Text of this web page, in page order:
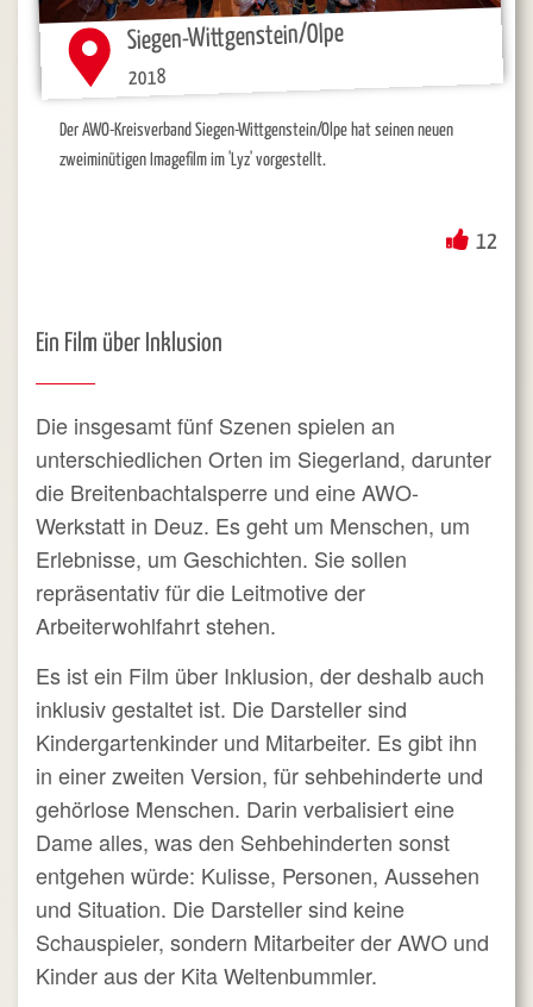
Siegen-Wittgenstein/Olpe
2018
Der AWO-Kreisverband Siegen-Wittgenstein/Olpe hat seinen neuen
zweiminütigen Imagefilm im 'Lyz' vorgestellt.
12
Ein Film über Inklusion
Die insgesamt fünf Szenen spielen an
unterschiedlichen Orten im Siegerland, darunter
die Breitenbachtalsperre und eine AWO-
Werkstatt in Deuz. Es geht um Menschen, um
Erlebnisse, um Geschichten. Sie sollen
repräsentativ für die Leitmotive der
Arbeiterwohlfahrt stehen.
Es ist ein Film über Inklusion, der deshalb auch
inklusiv gestaltet ist. Die Darsteller sind
Kindergartenkinder und Mitarbeiter. Es gibt ihn
in einer zweiten Version, für sehbehinderte und
gehörlose Menschen. Darin verbalisiert eine
Dame alles, was den Sehbehinderten sonst
entgehen würde: Kulisse, Personen, Aussehen
und Situation. Die Darsteller sind keine
Schauspieler, sondern Mitarbeiter der AWO und
Kinder aus der Kita Weltenbummler.